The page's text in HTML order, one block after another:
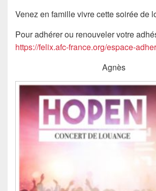
Venez en famille vivre cette soirée de
Pour adhérer ou renouveler votre
https://felix.afc-france.org/espace-
Agnès